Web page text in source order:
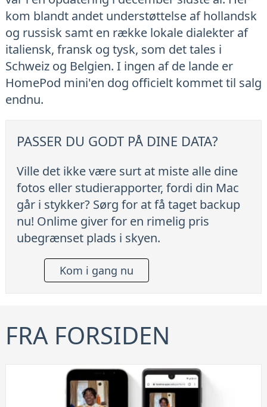
kom blandt andet understøttelse af hollandsk
og russisk samt en række lokale dialekter af
italiensk, fransk og tysk, som det tales i
Schweiz og Belgien. I ingen af de lande er
HomePod mini'en dog officielt kommet til salg
endnu.
PASSER DU GODT PÅ DINE DATA?
Ville det ikke være surt at miste alle dine
fotos eller studierapporter, fordi din Mac
går i stykker? Sørg for at få taget backup
nu! Onlime giver for en rimelig pris
ubegrænset plads i skyen.
Kom i gang nu
FRA FORSIDEN